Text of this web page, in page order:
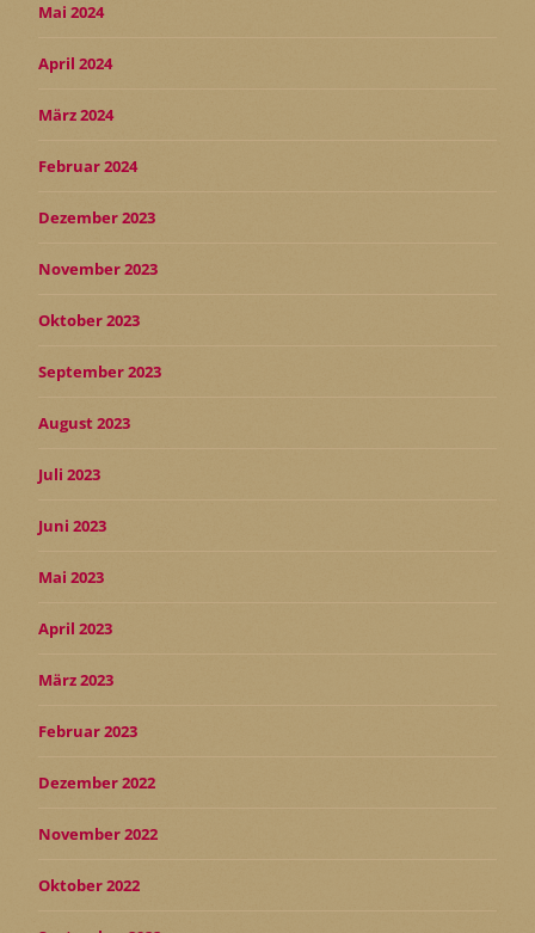
Mai 2024
April 2024
März 2024
Februar 2024
Dezember 2023
November 2023
Oktober 2023
September 2023
August 2023
Juli 2023
Juni 2023
Mai 2023
April 2023
März 2023
Februar 2023
Dezember 2022
November 2022
Oktober 2022